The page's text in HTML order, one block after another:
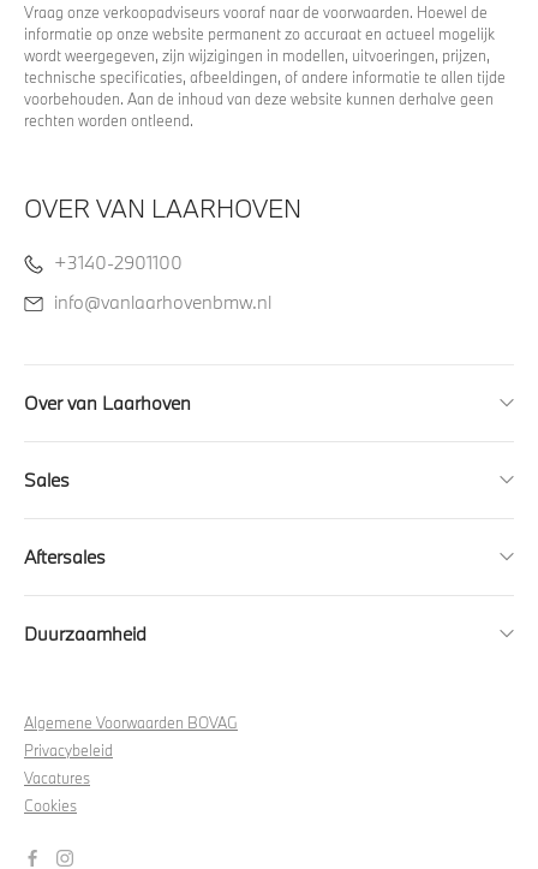
Vraag onze verkoopadviseurs vooraf naar de voorwaarden. Hoewel de
informatie op onze website permanent zo accuraat en actueel mogelijk
wordt weergegeven, zijn wijzigingen in modellen, uitvoeringen, prijzen,
technische specificaties, afbeeldingen, of andere informatie te allen tijde
voorbehouden. Aan de inhoud van deze website kunnen derhalve geen
rechten worden ontleend.
OVER VAN LAARHOVEN
+3140-2901100
info@vanlaarhovenbmw.nl
Over van Laarhoven
Sales
Aftersales
Duurzaamheid
Algemene Voorwaarden BOVAG
Privacybeleid
Vacatures
Cookies